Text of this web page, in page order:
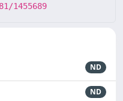
1455689
ND
ND